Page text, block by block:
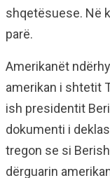
shqetësuese. Në
parë.
Amerikanët
amerikan i shtetit
ish presidentit
dokumenti i
tregon se si
dërguarin